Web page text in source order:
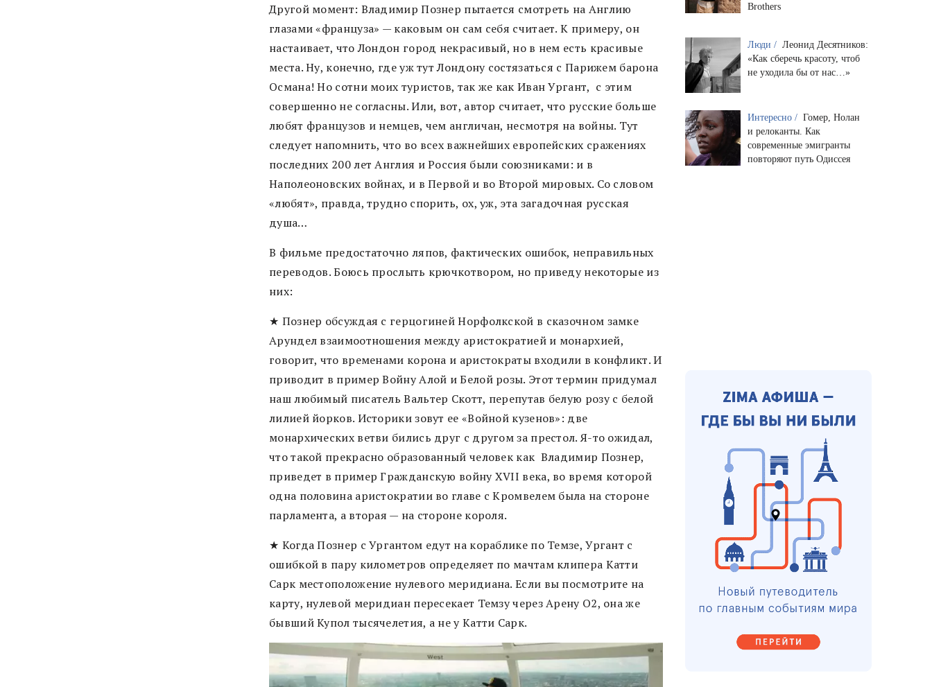
Другой момент: Владимир Познер пытается смотреть на Англию
глазами «француза» — каковым он сам себя считает. К примеру, он
настаивает, что Лондон город некрасивый, но в нем есть красивые
места. Ну, конечно, где уж тут Лондону cостязаться с Парижем барона
Османа! Но сотни моих туристов, так же как Иван Ургант, с этим
совершенно не согласны. Или, вот, автор считает, что русские больше
любят французов и немцев, чем англичан, несмотря на войны. Тут
следует напомнить, что во всех важнейших европейских cражениях
последних 200 лет Англия и Россия были союзниками: и в
Наполеоновских войнах, и в Первой и во Второй мировых. Со словом
«любят», правда, трудно спорить, ох, уж, эта загадочная русская
душа…
В фильме предостаточно ляпов, фактических ошибок, неправильных
переводов. Боюсь прослыть крючкотвором, но приведу некоторые из
них:
★ Познер обсуждая с герцогиней Норфолкской в сказочном замке
Арундел взаимоотношения между аристократией и монархией,
говорит, что временами корона и аристократы входили в конфликт. И
приводит в пример Войну Алой и Белой розы. Этот термин придумал
наш любимый писатель Вальтер Скотт, перепутав белую розу с белой
лилией йорков. Историки зовут ее «Войной кузенов»: две
монархических ветви бились друг с другом за престол. Я-то ожидал,
что такой прекрасно образованный человек как Владимир Познер,
приведет в пример Гражданскую войну XVII века, во время которой
одна половина аристократии во главе с Кромвелем была на стороне
парламента, а вторая — на стороне короля.
★ Когда Познер с Ургантом едут на кораблике по Темзе, Ургант c
ошибкой в пару километров определяет по мачтам клипера Катти
Сарк местоположение нулевого меридиана. Если вы посмотрите на
карту, нулевой меридиан пересекает Темзу через Арену O2, она же
бывший Купол тысячелетия, а не у Катти Сарк.
Brothers
Люди / Леонид Десятников:
«Как сберечь красоту, чтоб
не уходила бы от нас…»
Интересно / Гомер, Нолан
и релоканты. Как
современные эмигранты
повторяют путь Одиссея